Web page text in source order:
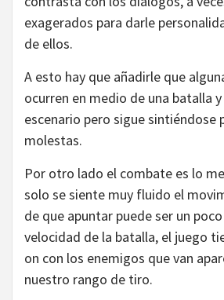
exagerados para darle
de ellos.
A esto hay que añadirle que
ocurren en medio de una batalla
escenario pero sigue sintiéndose
molestas.
Por otro lado el combate es lo
solo se siente muy fluido el
de que apuntar puede ser un
velocidad de la batalla, el juego
on con los enemigos que van
nuestro rango de tiro.